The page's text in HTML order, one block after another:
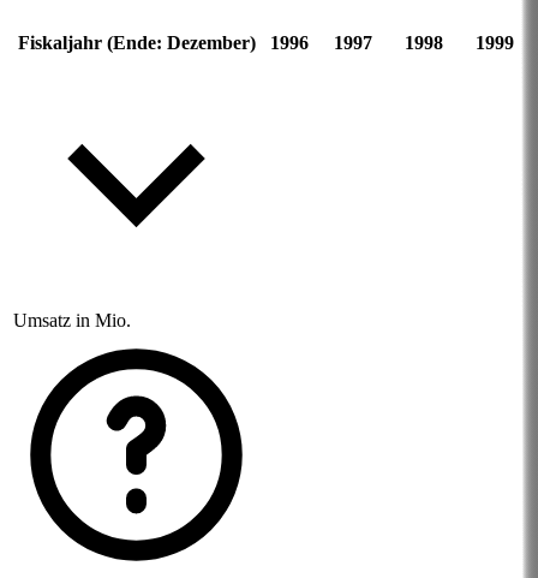
Fiskaljahr (Ende: Dezember) 1996 1997 1998 1999
Umsatz in Mio.